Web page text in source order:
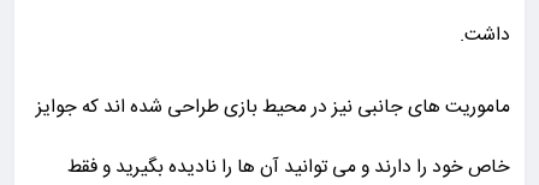
داشت.
ماموریت های جانبی نیز در محیط بازی طراحی شده اند که جوایز
خاص خود را دارند و می توانید آن ها را نادیده بگیرید و فقط